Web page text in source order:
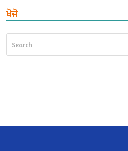
ਖੋਜੋ
for: